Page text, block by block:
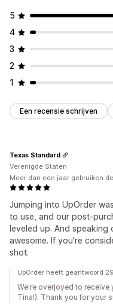
5
4
3
2
1
Een recensie schrijven
Jumping into UpOrder
to use, and our post-
leveled up. And
awesome. If you're
shot.
Texas Standard
Verenigde Staten
Meer dan een jaar gebruiken
UpOrder heeft geantwoord
We're overjoyed to receive
Tina!). Thank you for your